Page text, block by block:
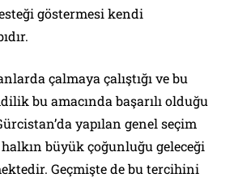
göstermesi kendi
çalmaya çalıştığı ve bu
bu amacında başarılı olduğu
yapılan genel seçim
büyük çoğunluğu geleceği
Geçmişte de bu tercihini